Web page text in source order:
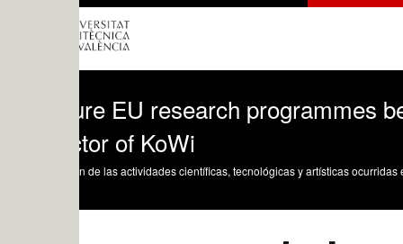
EU research programmes beyond
of KoWi
de las actividades científicas, tecnológicas y artísticas ocurridas en los tres